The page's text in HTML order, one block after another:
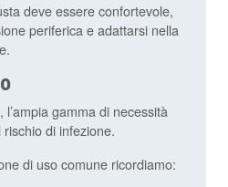
deve essere confortevole,
periferica e adattarsi nella
gamma di necessità
di infezione.
di uso comune ricordiamo: